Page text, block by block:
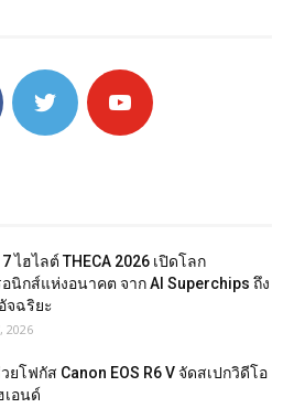
ไฮไลต์ THECA 2026 เปิดโลก
อนิกส์แห่งอนาคต จาก AI Superchips ถึง
จฉริยะ
2026
ยโฟกัส Canon EOS R6 V จัดสเปกวิดีโอ
เอนด์